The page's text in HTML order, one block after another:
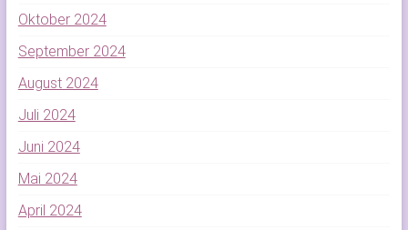
Oktober 2024
September 2024
August 2024
Juli 2024
Juni 2024
Mai 2024
April 2024